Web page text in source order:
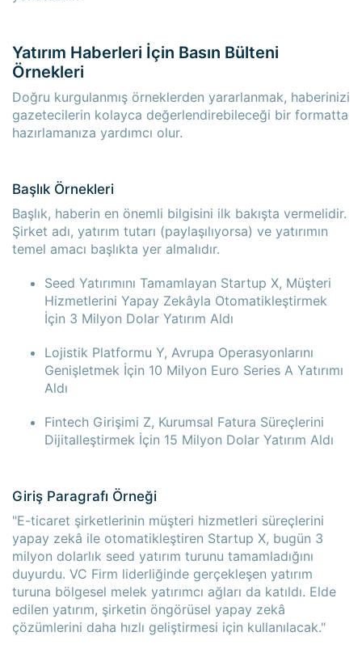
Yatırım Haberleri İçin Basın Bülteni
Örnekleri
Doğru kurgulanmış örneklerden yararlanmak, haberinizi
gazetecilerin kolayca değerlendirebileceği bir formatta
hazırlamanıza yardımcı olur.
Başlık Örnekleri
Başlık, haberin en önemli bilgisini ilk bakışta vermelidir.
Şirket adı, yatırım tutarı (paylaşılıyorsa) ve yatırımın
temel amacı başlıkta yer almalıdır.
Seed Yatırımını Tamamlayan Startup X, Müşteri
Hizmetlerini Yapay Zekâyla Otomatikleştirmek
İçin 3 Milyon Dolar Yatırım Aldı
Lojistik Platformu Y, Avrupa Operasyonlarını
Genişletmek İçin 10 Milyon Euro Series A Yatırımı
Aldı
Fintech Girişimi Z, Kurumsal Fatura Süreçlerini
Dijitalleştirmek İçin 15 Milyon Dolar Yatırım Aldı
Giriş Paragrafı Örneği
"E-ticaret şirketlerinin müşteri hizmetleri süreçlerini
yapay zekâ ile otomatikleştiren Startup X, bugün 3
milyon dolarlık seed yatırım turunu tamamladığını
duyurdu. VC Firm liderliğinde gerçekleşen yatırım
turuna bölgesel melek yatırımcı ağları da katıldı. Elde
edilen yatırım, şirketin öngörüsel yapay zekâ
çözümlerini daha hızlı geliştirmesi için kullanılacak."